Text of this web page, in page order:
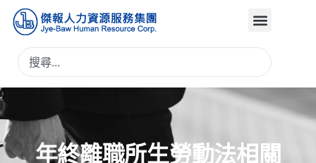
年終離職所生勞動法相關